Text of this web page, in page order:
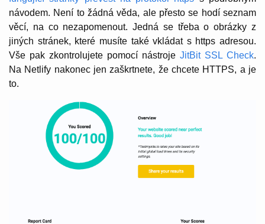
návodem. Není to žádná věda, ale přesto se hodí seznam
věcí, na co nezapomenout. Jedná se třeba o obrázky z
jiných stránek, které musíte také vkládat s https adresou.
Vše pak zkontrolujete pomocí nástroje JitBit SSL Check.
Na Netlify nakonec jen zaškrtnete, že chcete HTTPS, a je
to.